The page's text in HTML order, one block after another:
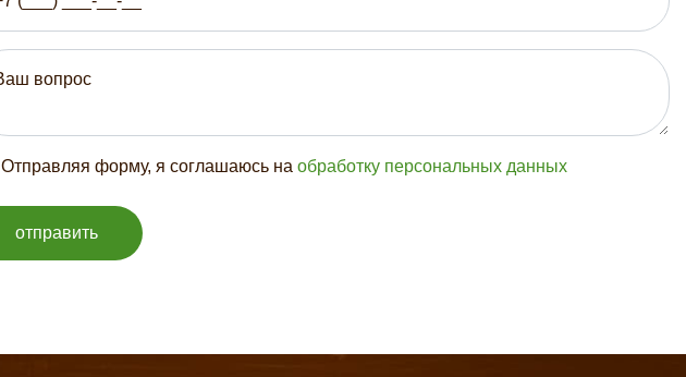
Отправляя форму, я соглашаюсь на обработку персональных данных
отправить